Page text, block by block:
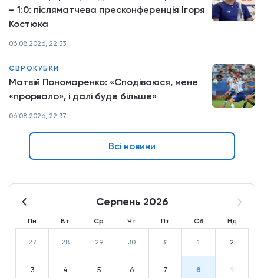
– 1:0: післяматчева пресконференція Ігоря
Костюка
06.08.2026, 22:53
ЄВРОКУБКИ
Матвій Пономаренко: «Сподіваюся, мене
«прорвало», і далі буде більше»
06.08.2026, 22:37
Всі новини
Серпень 2026
Пн Вт Ср Чт Пт Сб Нд
27 28 29 30 31 1 2
3 4 5 6 7 8 9